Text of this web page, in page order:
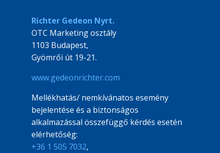
Richter Gedeon Nyrt.
OTC Marketing osztály
1103 Budapest,
Gyömrői út 19-21.
www.gedeonrichter.com
Mellékhatás/ nemkívánatos esemény
bejelentése és a biztonságos
alkalmazással összefüggő kérdés esetén
elérhetőség:
+36 1 505 7032,